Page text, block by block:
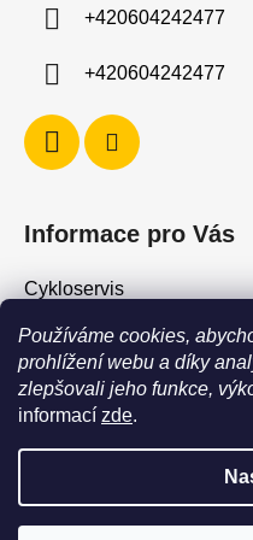
Používáme cookies,
prohlížení webu a díky
zlepšovali jeho funkce,
informací zde.
POZOR - stav zboží SKLADEM
objednání zboží s vyzvednutím
+420604242477
+420604242477
Informace pro Vás
Cykloservis
Skiservis
Obchodní podmínky
Podmínky ochrany